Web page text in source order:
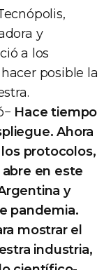
y
a los
posible la
Hace tiempo
Ahora
protocolos,
en este
y
pandemia.
mostrar el
industria,